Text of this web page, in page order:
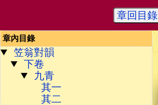
章回目錄
章內目錄
笠翁對韻
下卷
九青
其一
其二